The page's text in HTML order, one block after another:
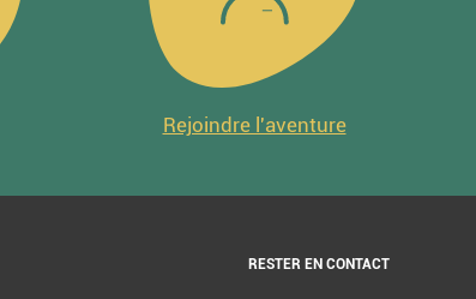
Rejoindre l'aventure
RESTER EN CONTACT